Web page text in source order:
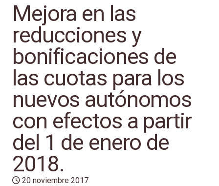
Mejora en las
reducciones y
bonificaciones de
las cuotas para los
nuevos autónomos
con efectos a partir
del 1 de enero de
2018.
20 noviembre 2017